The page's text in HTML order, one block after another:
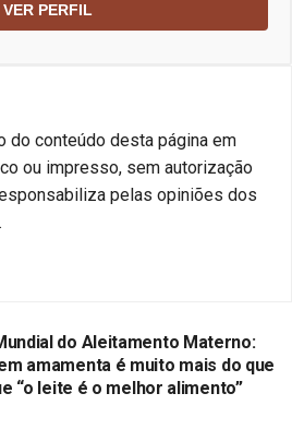
VER PERFIL
do conteúdo desta página em
ou impresso, sem autorização
pelas opiniões dos
do Aleitamento Materno:
amamenta é muito mais do que
“o leite é o melhor alimento”